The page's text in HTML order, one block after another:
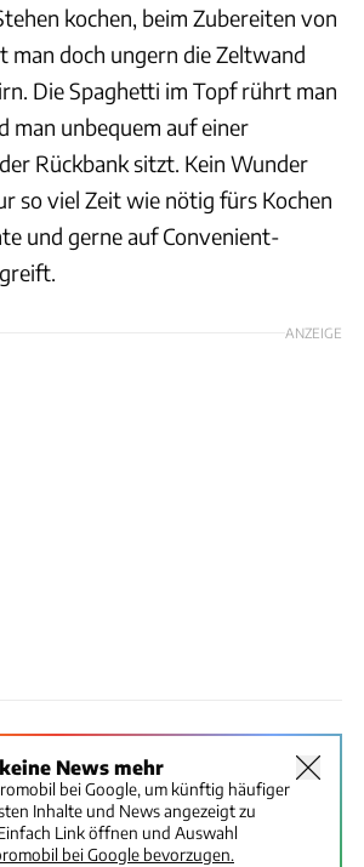
kochen, beim Zubereiten von
man doch ungern die Zeltwand
Die Spaghetti im Topf rührt man
man unbequem auf einer
Rückbank sitzt. Kein Wunder
so viel Zeit wie nötig fürs Kochen
und gerne auf Convenient-
ANZEIGE
News mehr
bei Google, um künftig häufiger
Inhalte und News angezeigt zu
Link öffnen und Auswahl
bei Google bevorzugen.